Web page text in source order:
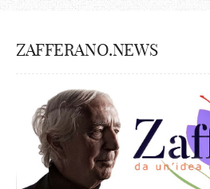
ZAFFERANO.NEWS